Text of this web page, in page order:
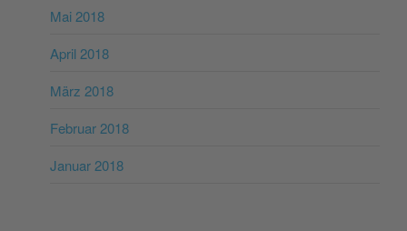
Mai 2018
April 2018
März 2018
Februar 2018
Januar 2018